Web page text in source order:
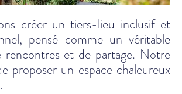
créer un tiers-lieu inclusif et
pensé comme un véritable
rencontres et de partage. Notre
proposer un espace chaleureux